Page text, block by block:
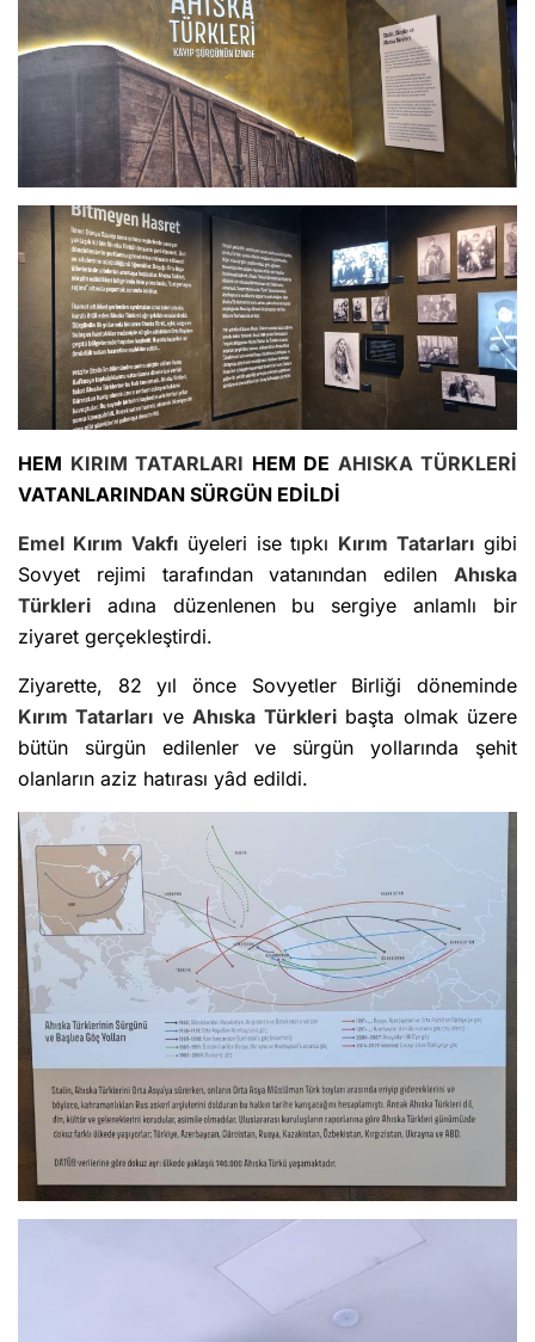
HEM KIRIM TATARLARI HEM DE AHISKA TÜRKLERİ
VATANLARINDAN SÜRGÜN EDİLDİ
Emel Kırım Vakfıüyeleri ise tıpkı Kırım Tatarları gibi
Sovyet rejimi tarafından vatanından edilen Ahıska
Türkleri adına düzenlenen bu sergiye anlamlı bir
ziyaret gerçekleştirdi.
Ziyarette, 82 yıl önce Sovyetler Birliği döneminde
Kırım Tatarları veAhıska Türkleribaşta olmak üzere
bütün sürgün edilenler ve sürgün yollarında şehit
olanların aziz hatırası yâd edildi.